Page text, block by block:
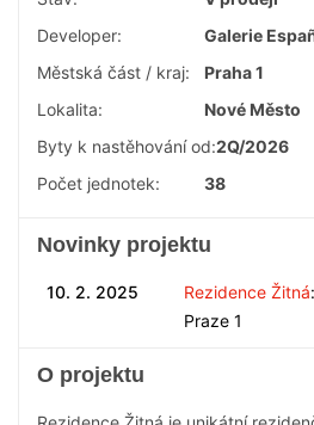
Developer:
Galerie
Městská část / kraj:
Praha 1
Lokalita:
Nové Město
Byty k nastěhování od:2Q/2026
Počet jednotek:
38
Novinky projektu
10. 2. 2025 Rezidence Žitná
Praze 1
O projektu